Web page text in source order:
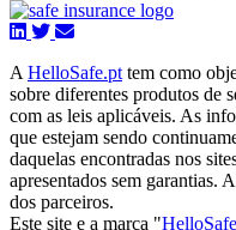
A HelloSafe.pt tem como
sobre diferentes produtos de
com as leis aplicáveis. As
que estejam sendo
daquelas encontradas nos
apresentados sem garantias.
dos parceiros.
Este site e a marca "